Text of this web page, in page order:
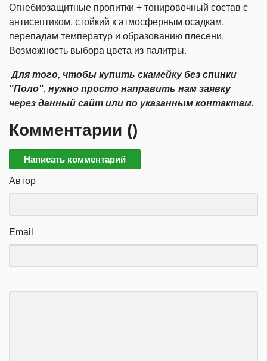
Огнебиозащитные пропитки + тонировочный состав с
антисептиком, стойкий к атмосферным осадкам,
перепадам температур и образованию плесени.
Возможность выбора цвета из палитры.
Для того, чтобы купить скамейку без спинки
"Поло". нужно просто направить нам заявку
через данный сайт или по указанным контактам.
Комментарии ()
Написать комментарий
Автор
Email